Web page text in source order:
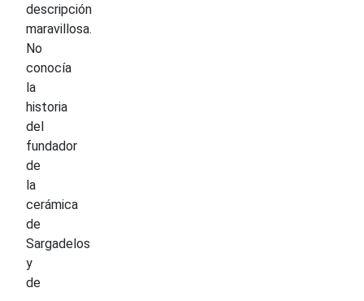
descripción
maravillosa.
No
conocía
la
historia
del
fundador
de
la
cerámica
de
Sargadelos
y
de